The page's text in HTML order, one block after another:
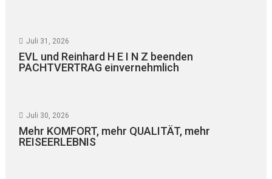
Juli 31, 2026
EVL und Reinhard H E I N Z beenden
PACHTVERTRAG einvernehmlich
Juli 30, 2026
Mehr KOMFORT, mehr QUALITÄT, mehr
REISEERLEBNIS